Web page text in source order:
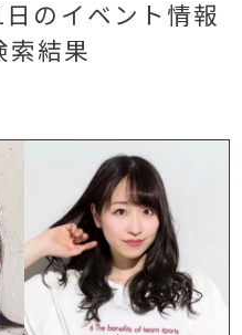
のイベント情報
索結果